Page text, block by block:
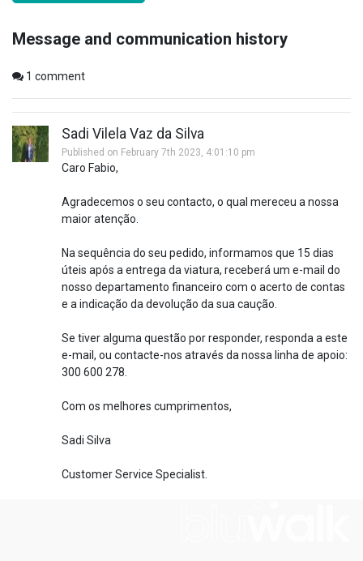
Message and communication history
1 comment
Sadi Vilela Vaz da Silva
Published on February 7th 2023, 4:01:10 pm
Caro Fabio,
Agradecemos o seu contacto, o qual mereceu a nossa
maior atenção.
Na sequência do seu pedido, informamos que 15 dias
úteis após a entrega da viatura, receberá um e-mail do
nosso departamento financeiro com o acerto de contas
e a indicação da devolução da sua caução.
Se tiver alguma questão por responder, responda a este
e-mail, ou contacte-nos através da nossa linha de apoio:
300 600 278.
Com os melhores cumprimentos,
Sadi Silva
Customer Service Specialist.